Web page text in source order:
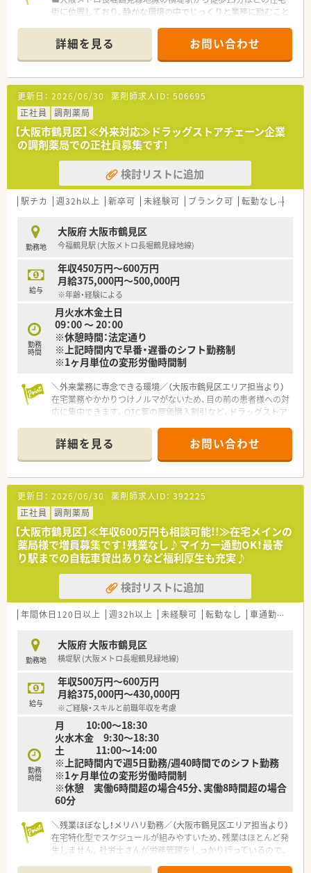
街に位置しており、静かな環境の中でじっくりと業務に励むこと
■外来処方は1日2枚から3枚程度と非常に少なく、メインは施設
5件と居宅10件の在宅業務が中心となる在宅特化型の店舗です。
■常勤薬剤師2名とパート薬剤師1名、さらに事務スタッフが在
籍しており、少人数ながら非常にチームワークの良い体制を築い
ています。
【法人特徴について】
■大阪市鶴見区を拠点として地域に根ざした運営を行っており、
在宅医療を通じて社会に貢献することを目指している成長中の
法人です。
■社長自らが管理薬剤師として現場の最前線で活躍されている
ため、現場の課題やスタッフの意見が経営に届きやすい特徴があ
ります。
■労務管理を社会保険労務士が担当しているため、労働時間や休
きます。
【求人情報について】
■正社員でありながら週休3日のシフト制、週32時間勤務という
非常に珍しい条件で、仕事と私生活を高い次元で両立いただけま
す。
■給与はこれまでの経験やスキルを考慮し年収400万円から500
万円の間で決定され、頑張り次第ではさらなる高収益も狙えま
す。
■インフルエンザ予防接種の補助や最寄り駅までの自転車貸出
など、個人薬局ならではの細やかな福利厚生が用意されている職
場です。
詳細を見る お問い合わせ
更新日： 2026/06/30 薬剤師求人ID： 506695
正社員
調剤薬局
【大阪市鶴見区】≪外来対応≫ドラッグストアチェーン企業
の調剤薬局での正社員募集です！
検討リストに追加
駅チカ 週32h以上 新卒可 未経験可 ブランク可 転勤なし
勤務地
大阪府 大阪市鶴見区
今福鶴見駅 (大阪メトロ長堀鶴見緑地線)
給与
年収450万円～600万円
月給375,000円～500,000円
※年齢・経験による
勤務
時間
月火水木金土日
09：00 ～ 20：00
※休憩時間：法定通り
※上記時間内で早番・遅番のシフト勤務制
※1ヶ月単位の変形労働時間制
＼外来業務に専念できる環境／（大阪市鶴見区エリア担当より）
在宅業務やかかりつけノルマがないため、目の前の患者様への対
応に集中できます。OTC薬の原価購入割引など、ドラッグストア
＊------------------------------------------＊
【店舗情報と応需状況について】
■大阪メトロ長堀鶴見緑地線の今福鶴見駅から徒歩3分という好
立地にあり、通勤利便性が非常に高く通いやすい環境です。
■近隣の内科クリニックを中心に、消化器科や外科などの処方箋
を1日平均80枚程度、薬剤師複数名体制で応需しています。
■在宅業務は一切行っていないため、店舗内での外来調剤や服薬
指導、OTC販売業務に専念して取り組むことが可能です。
【想定される業務内容】
■処方箋に基づく調剤、監査、服薬指導に加え、医療事務不在の
ため受付業務やレセコンへの入力作業も薬剤師が担当します。
■豊富なラインナップを誇るOTC薬の販売や、お客様への健康相
談対応、登録販売者と連携した店舗運営業務にも携わります。
制がありますので、短期間で一通りの業務を習得いただけます。
【職場環境と雰囲気】
■各店に2名から5名の薬剤師が配置されており、常に協力し合
いながら業務を進めることができる活気ある雰囲気の職場で
す。
■薬剤師の正社員比率が非常に高く、責任感を持ったプロ意識の
高いスタッフが集まっているため、刺激を受けながら働けます。
■以前は家族同伴OKのハワイやアメリカへの社員旅行が実施さ
れており、社員だけでなくその家族も大切にする温かい文化があ
ります。
詳細を見る お問い合わせ
更新日： 2026/06/30 薬剤師求人ID： 392225
正社員
調剤薬局
【大阪市鶴見区】≪年収600万円も相談可能!!≫在宅メインの
薬局様で増員募集です！残業なし♪マイカー通勤OK！最寄
り駅までの自転車貸出ありなど福利厚生も充実♪
検討リストに追加
年間休日120日以上 週32h以上 未経験可 転勤なし 車通勤可
勤務地
大阪府 大阪市鶴見区
横堤駅 (大阪メトロ長堀鶴見緑地線)
給与
年収500万円～600万円
月給375,000円～430,000円
※ご経験・スキルと前職年収を考慮
勤務
時間
月 10:00～18:30
火水木金 9:30～18:30
土 11:00〜14:00
※上記時間内で週5日勤務/週40時間でのシフト勤務
※1ヶ月単位の変形労働時間制
※休憩 実働6時間超の場合45分、実働8時間超の場合
60分
＼残業ほぼなし！メリハリ勤務／（大阪市鶴見区エリア担当より）
在宅特化型でスケジュールが組みやすいため、残業はほとんど発
生しません。社労士さんが労務管理をしっかり行っているので、